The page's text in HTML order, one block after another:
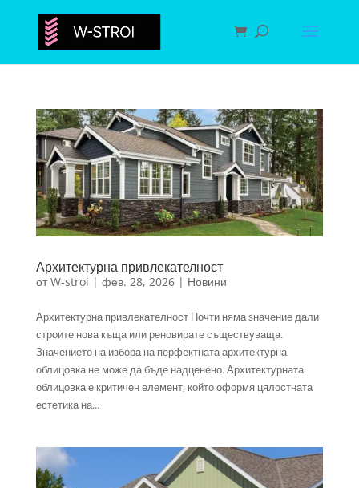
Архитектурна привлекателност
отW-stroi | фев. 28, 2026| Новини
Архитектурна привлекателност Почти няма значение дали
строите нова къща или реновирате съществуваща.
Значението на избора на перфектната архитектурна
облицовка не може да бъде надценено. Архитектурната
облицовка е критичен елемент, който оформя цялостната
естетика на...